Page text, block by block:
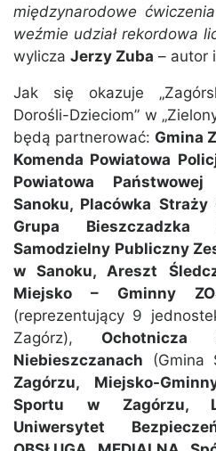
międzynarodowe
weźmie udział rekordowa
wylicza Jerzy Zuba – autor
Jak się okazuje
Dorośli-Dzieciom” w
będą partnerować: Gmina
Komenda Powiatowa
Powiatowa
Sanoku, Placówka
Grupa
Samodzielny Publiczny
w Sanoku, Areszt
Miejsko – Gminny
(reprezentujący 9
Zagórz),
Niebieszczanach (Gmina
Zagórzu, Miejsko-
Sportu w Zagórzu,
Uniwersytet